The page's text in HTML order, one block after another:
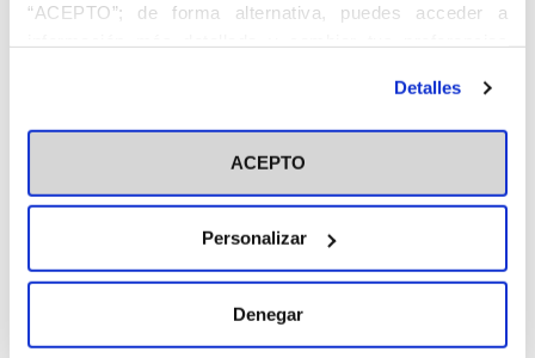
“ACEPTO”; de forma alternativa, puedes acceder a
en el botón "Personalizar". Para más información puedes
visitar nuestra Política de Cookies
Detalles
ACEPTO
Personalizar
Denegar
Sin categoría Actualidad
Presentación del libro «La nación
sin autoestima», el 6 de mayo en